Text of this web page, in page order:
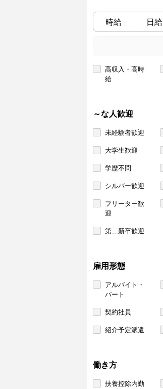
時給 日給
高収入・高時
給
～な人歓迎
未経験者歓迎
大学生歓迎
学歴不問
シルバー歓迎
フリーター歓
迎
第二新卒歓迎
雇用形態
アルバイト・
パート
契約社員
紹介予定派遣
働き方
扶養控除内勤